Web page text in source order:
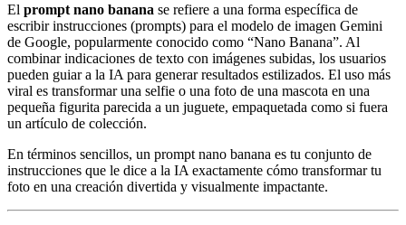
El prompt nano banana se refiere a una forma específica de
escribir instrucciones (prompts) para el modelo de imagen Gemini
de Google, popularmente conocido como “Nano Banana”. Al
combinar indicaciones de texto con imágenes subidas, los usuarios
pueden guiar a la IA para generar resultados estilizados. El uso más
viral es transformar una selfie o una foto de una mascota en una
pequeña figurita parecida a un juguete, empaquetada como si fuera
un artículo de colección.
En términos sencillos, un prompt nano banana es tu conjunto de
instrucciones que le dice a la IA exactamente cómo transformar tu
foto en una creación divertida y visualmente impactante.